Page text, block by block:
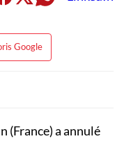
Google
a annulé